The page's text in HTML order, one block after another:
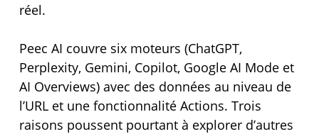
réel.
Peec AI couvre six moteurs (ChatGPT,
Perplexity, Gemini, Copilot, Google AI Mode et
AI Overviews) avec des données au niveau de
l’URL et une fonctionnalité Actions. Trois
raisons poussent pourtant à explorer d’autres